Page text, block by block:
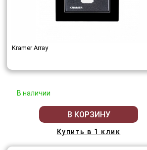
Kramer Array
В наличии
В КОРЗИНУ
Купить в 1 клик